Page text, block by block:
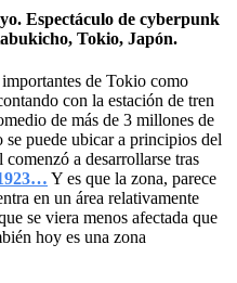
Espectáculo de cyberpunk
Tokio, Japón.
de Tokio como
con la estación de tren
de más de 3 millones de
puede ubicar a principios del
a desarrollarse tras
Y es que la zona, parece
en un área relativamente
se viera menos afectada que
hoy es una zona